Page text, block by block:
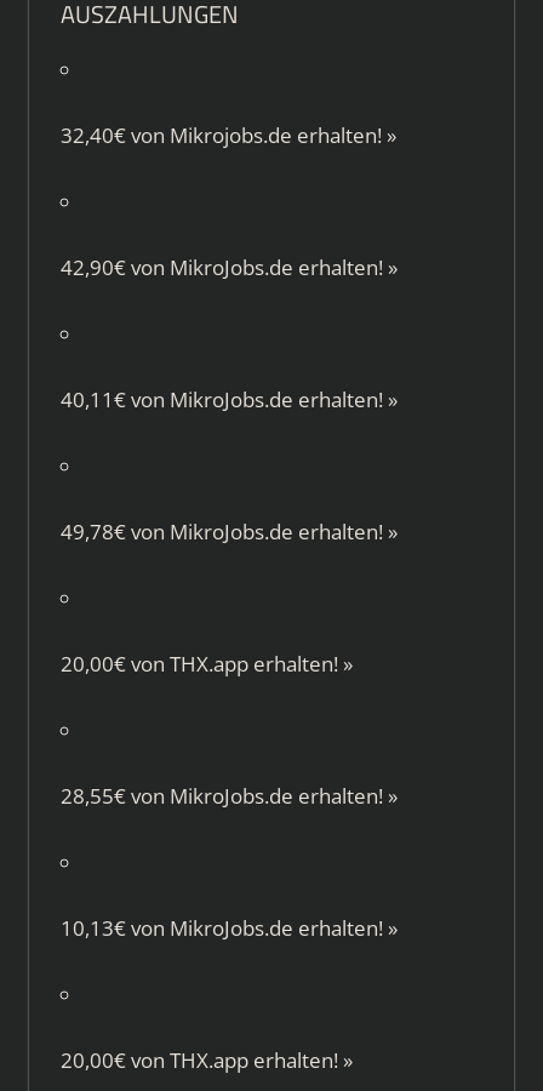
AUSZAHLUNGEN
32,40€ von Mikrojobs.de erhalten! »
42,90€ von MikroJobs.de erhalten! »
40,11€ von MikroJobs.de erhalten! »
49,78€ von MikroJobs.de erhalten! »
20,00€ von THX.apperhalten! »
28,55€ von MikroJobs.de erhalten! »
10,13€ von MikroJobs.de erhalten! »
20,00€ von THX.apperhalten! »